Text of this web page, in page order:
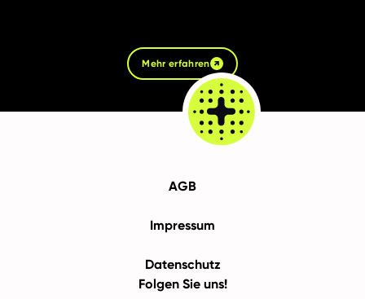
Mehr erfahren
AGB
Impressum
Datenschutz
Folgen Sie uns!